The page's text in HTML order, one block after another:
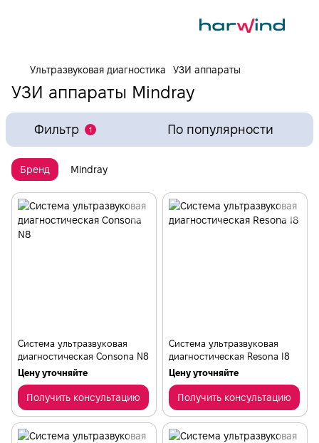
Ультразвуковая диагностика УЗИ аппараты
УЗИ аппараты Mindray
Фильтр 1 По популярности
Бренд Mindray
Система ультразвуковая
диагностическая Consona N8
Цену уточняйте
Получить консультацию
Система ультразвуковая
диагностическая Resona I8
Цену уточняйте
Получить консультацию